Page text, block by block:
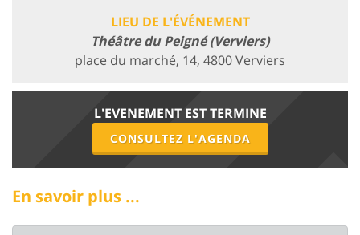
LIEU DE L'ÉVÉNEMENT
Théâtre du Peigné (Verviers)
place du marché, 14, 4800 Verviers
L'EVENEMENT EST TERMINE
CONSULTEZ L'AGENDA
En savoir plus ...